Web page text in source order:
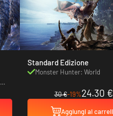
Standard Edizione
Monster Hunter: World
30 €-19%24.30 €
Aggiungi al